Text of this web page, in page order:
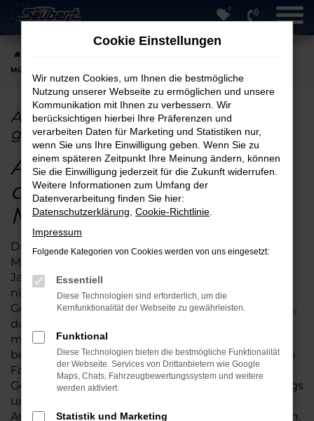
Zum
Hauptinhalt
springen
0
München günstig kaufen
Audi A5 Jahreswagen in München
günstig kaufen
Audi A5 Jahreswagen
online kaufen und in
München Geld sparen
Das Erfolgsrezept für ein günstiges Auto in
München, lässt sich in einen Satz packen: Audi A5
Jahreswagen online kaufen. Denjenigen, die noch
nicht von dieser spannenden Möglichkeit des
Gebrauchtwagenkaufs gehört haben, seit verraten,
dass ein Audi A5 Jahreswagen ein Fahrzeug mit
maximal einem Jahr „auf dem Buckel“ ist, das
bereits perfekt eingefahren wurde. In den meisten
Fällen sind Sie mit einem Modell der aktuellen
Generation in München und Umgebung unterwegs
und brauchen entsprechend auf keinerlei Extras,
Assistenten oder Sicherheitssysteme zu verzichten.
Cookie Einstellungen
Wir nutzen Cookies, um Ihnen die bestmögliche
Nutzung unserer Webseite zu ermöglichen und unsere
Kommunikation mit Ihnen zu verbessern. Wir
berücksichtigen hierbei Ihre Präferenzen und
verarbeiten Daten für Marketing und Statistiken nur,
wenn Sie uns Ihre Einwilligung geben. Wenn Sie zu
einem späteren Zeitpunkt Ihre Meinung ändern, können
Sie die Einwilligung jederzeit für die Zukunft widerrufen.
Weitere Informationen zum Umfang der
Datenverarbeitung finden Sie hier:
Datenschutzerklärung Cookie-Richtlinie
Impressum
Folgende Kategorien von Cookies werden von uns eingesetzt:
Essentiell
Diese Technologien sind erforderlich, um die
Kernfunktionalität der Webseite zu gewährleisten.
Funktional
Diese Technologien bieten die bestmögliche Funktionalität
der Webseite. Services von Drittanbietern wie Google
Maps, Chats, Fahrzeugbewertungssystem und weitere
werden aktiviert.
Statistik und Marketing